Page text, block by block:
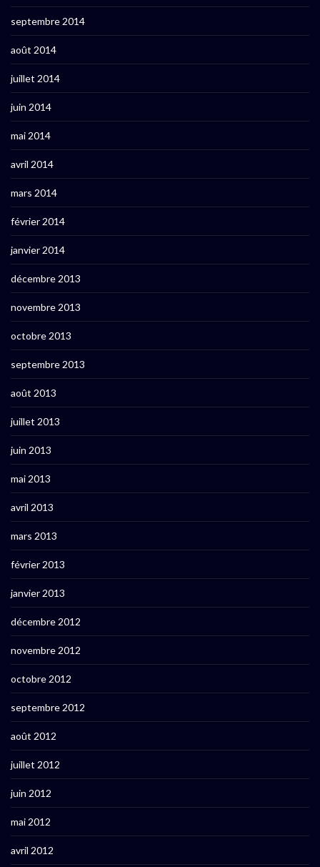
septembre 2014
août 2014
juillet 2014
juin 2014
mai 2014
avril 2014
mars 2014
février 2014
janvier 2014
décembre 2013
novembre 2013
octobre 2013
septembre 2013
août 2013
juillet 2013
juin 2013
mai 2013
avril 2013
mars 2013
février 2013
janvier 2013
décembre 2012
novembre 2012
octobre 2012
septembre 2012
août 2012
juillet 2012
juin 2012
mai 2012
avril 2012